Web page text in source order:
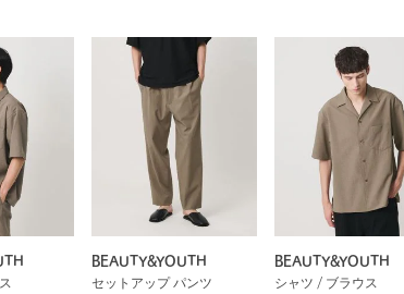
BEAUTY&YOUTH
セットアップ パンツ
BEAUTY&YOUTH
シャツ / ブラウス